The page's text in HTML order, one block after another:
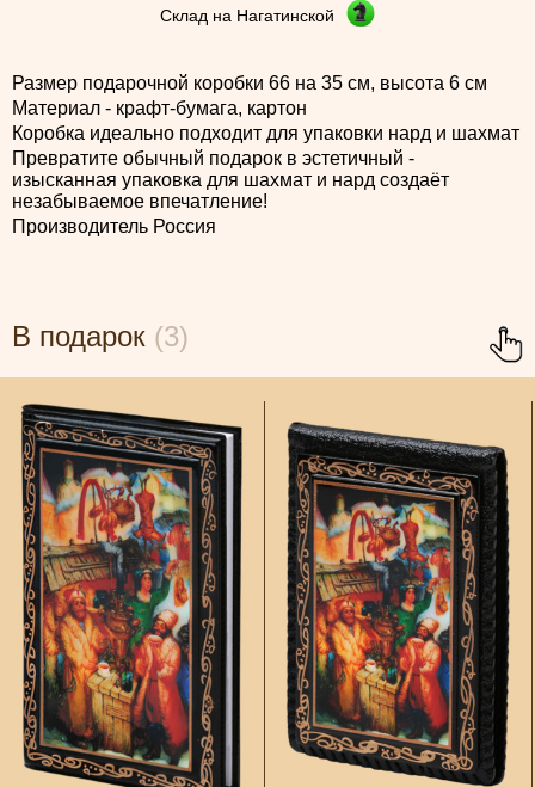
Склад на Нагатинской
Размер подарочной коробки 66 на 35 см, высота 6 см
Материал - крафт-бумага, картон
Коробка идеально подходит для упаковки нард и шахмат
Превратите обычный подарок в эстетичный -
изысканная упаковка для шахмат и нард создаёт
незабываемое впечатление!
Производитель Россия
В подарок (3)